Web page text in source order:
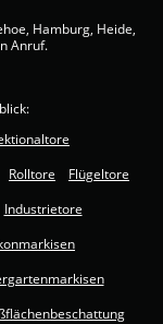
Hamburg, Heide,
Anruf.
Rolltore
Flügeltore
Industrietore